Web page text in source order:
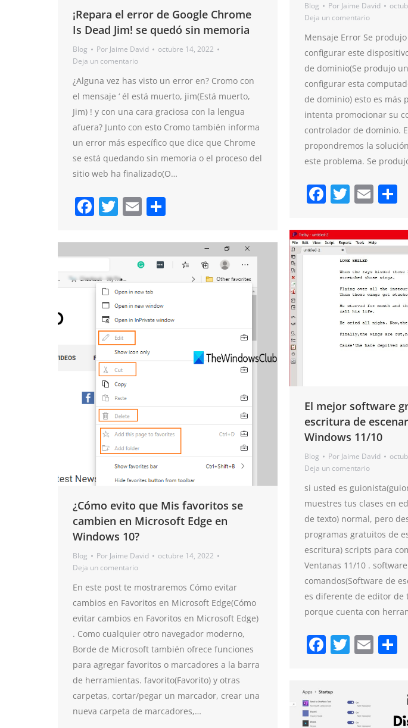
¡Repara el error de Google Chrome
Is Dead Jim! se quedó sin memoria
Blog Por Jaime David
octubre 14, 2022
Deja un comentario
¿Alguna vez has visto un error en? Cromo con
el mensaje ‘ él está muerto, jim(Está muerto,
Jim) ! y con una cara graciosa con la lengua
afuera? Junto con esto Cromo también informa
un error más específico que dice que Chrome
se está quedando sin memoria o el proceso del
sitio web ha finalizado(O…
Facebook
Twitter
Email
Blog Por Jaime David
Deja un comentario
Mensaje Error Se
configurar este
de dominio(Se produjo
configurar esta
de dominio) esto es más
intenta promocionar su
controlador de dominio.
propondremos la
este problema. Se
Facebook
Twitter
El mejor software
escritura de
Windows 11/10
Blog Por Jaime David
Deja un comentario
si usted es
muestres tus clases en
de texto) normal, pero
programas gratuitos de
escritura) scripts para
Ventanas 11/10 .
comandos(Software de
es diferente de editor de
porque cuenta con
Facebook
Twitter
¿Cómo evito que Mis favoritos se
cambien en Microsoft Edge en
Windows 10?
Blog Por Jaime David
octubre 14, 2022
Deja un comentario
En este post te mostraremos Cómo evitar
cambios en Favoritos en Microsoft Edge(Cómo
evitar cambios en Favoritos en Microsoft Edge)
. Como cualquier otro navegador moderno,
Borde de Microsoft también ofrece funciones
para agregar favoritos o marcadores a la barra
de herramientas. favorito(Favorito) y otras
carpetas, cortar/pegar un marcador, crear una
nueva carpeta de marcadores,…